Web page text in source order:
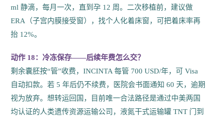
ml 静滴，每月一次，直到孕 12 周。二次移植前，建议做
ERA（子宫内膜接受窗），找个人化着床窗，可把着床率再
抬 12%。
动作 18：冷冻保存——后续年费怎么交？
剩余囊胚按“管”收费，INCINTA 每管 700 USD/年，可 Visa
自动扣款。若 5 年后仍不续费，医院会书面通知 60 天，逾期
视为放弃。想转运回国，目前唯一合法路径是通过中美两国
均认证的人类遗传资源运输公司，液氮干式运输罐 TNT 门到